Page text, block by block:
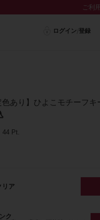
ご利
ログイン/登録
色あり】ひよこモチーフ
44 Pt.
リア
ク